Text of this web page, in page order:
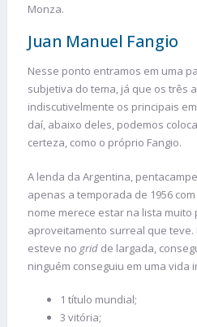
Monza.
Juan Manuel Fangio
Nesse ponto entramos em uma
subjetiva do tema, já que os três
indiscutivelmente os principais
daí, abaixo deles, podemos
certeza, como o próprio Fangio.
A lenda da Argentina,
apenas a temporada de 1956
nome merece estar na lista muito
aproveitamento surreal que teve.
esteve no grid de largada,
ninguém conseguiu em uma vida
1 título mundial;
3 vitória;